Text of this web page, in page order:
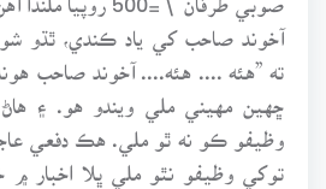
آخوند صاحب کي ياد ڪندي، ٿڌو
ته ”هئه .... هئه.... آخوند صاحب
وظيفو ڪو نه ٿو ملي. هڪ دفعي
توکي وظيفو نٿو ملي ڀلا اخبار ۾